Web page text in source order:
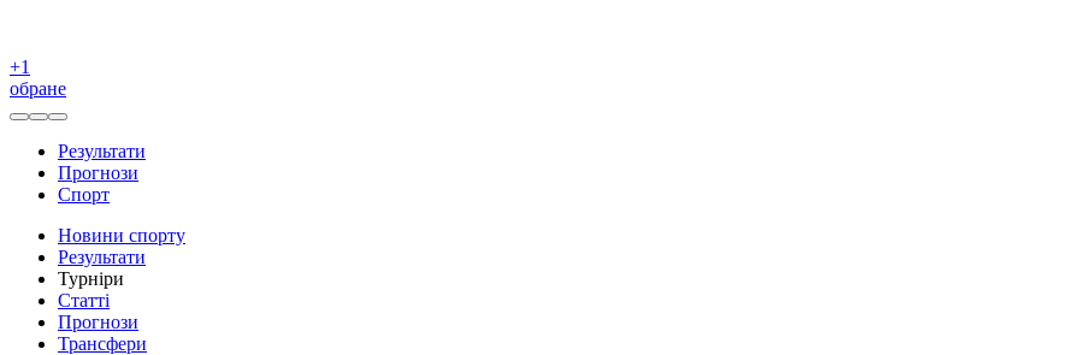
+1
обране
Результати
Прогнози
Спорт
Новини спорту
Результати
Турніри
Статті
Прогнози
Трансфери